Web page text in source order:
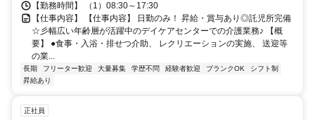
【勤務時間】 （1）08:30～17:30
【仕事内容】 【仕事内容】 日勤のみ！ 昇給・賞与あり◎託児所完備
☆彡幅広い年齢層が活躍中のデイケアセンターでの介護業務♪ 【概
要】 ●食事・入浴・排せつ介助、 レクリエーションの実施、 送迎等
の業...
長期 フリーター歓迎 大量募集 学歴不問 経験者歓迎 ブランクOK
シフト制
昇給あり
正社員